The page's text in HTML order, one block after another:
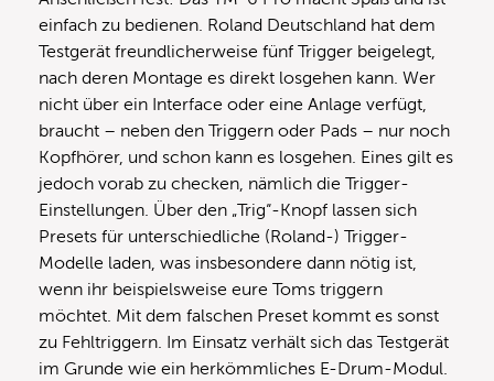
einfach zu bedienen. Roland Deutschland hat dem
Testgerät freundlicherweise fünf Trigger beigelegt,
nach deren Montage es direkt losgehen kann. Wer
nicht über ein Interface oder eine Anlage verfügt,
braucht – neben den Triggern oder Pads – nur noch
Kopfhörer, und schon kann es losgehen. Eines gilt es
jedoch vorab zu checken, nämlich die Trigger-
Einstellungen. Über den „Trig“-Knopf lassen sich
Presets für unterschiedliche (Roland-) Trigger-
Modelle laden, was insbesondere dann nötig ist,
wenn ihr beispielsweise eure Toms triggern
möchtet. Mit dem falschen Preset kommt es sonst
zu Fehltriggern. Im Einsatz verhält sich das Testgerät
im Grunde wie ein herkömmliches E-Drum-Modul.